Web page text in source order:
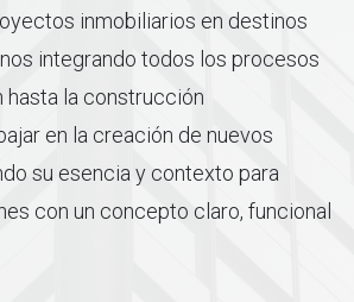
inmobiliarios en destinos
integrando todos los procesos
hasta la construcción
en la creación de nuevos
su esencia y contexto para
con un concepto claro, funcional